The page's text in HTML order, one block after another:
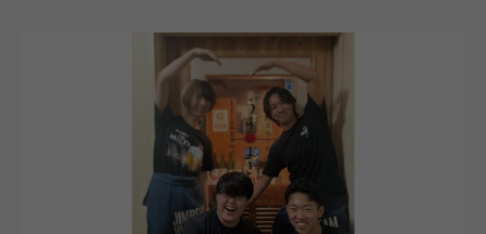
・自らの行動に責任を持てる方
・誠実で他人を尊重できる方